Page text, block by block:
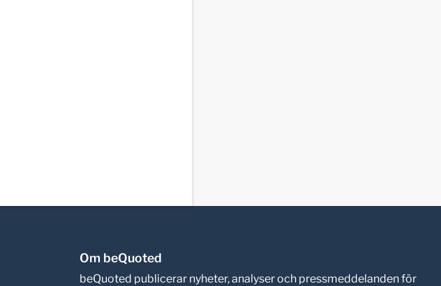
Om beQuoted
beQuoted publicerar nyheter, analyser och pressmeddelanden för